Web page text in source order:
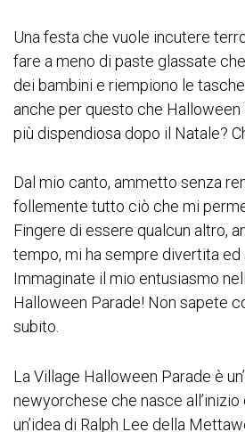
Una festa che vuole incutere
fare a meno di paste glassate
dei bambini e riempiono le
anche per questo che
più dispendiosa dopo il Natale?
Dal mio canto, ammetto senza
follemente tutto ciò che mi
Fingere di essere qualcun altro,
tempo, mi ha sempre divertita ed
Immaginate il mio entusiasmo
Halloween Parade! Non sapete
subito.
La Village Halloween Parade è
newyorchese che nasce all’inizio
un’idea di Ralph Lee della